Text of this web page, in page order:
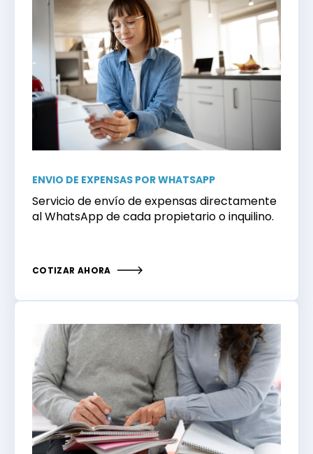
ENVIO DE EXPENSAS POR WHATSAPP
Servicio de envío de expensas directamente
al WhatsApp de cada propietario o inquilino.
COTIZAR AHORA